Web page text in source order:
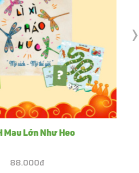
Mau Lớn Như Heo
88.000đ
›